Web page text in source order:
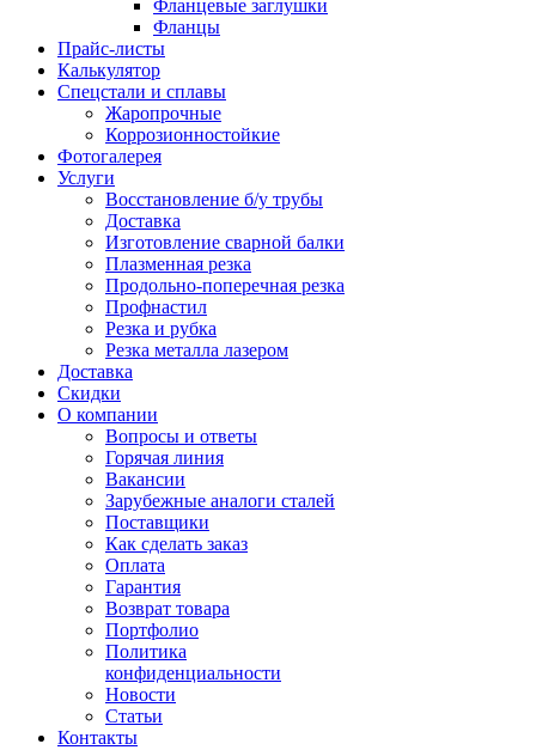
Фланцевые заглушки
Фланцы
Прайс-листы
Калькулятор
Спецстали и сплавы
Жаропрочные
Коррозионностойкие
Фотогалерея
Услуги
Восстановление б/у трубы
Доставка
Изготовление сварной балки
Плазменная резка
Продольно-поперечная резка
Профнастил
Резка и рубка
Резка металла лазером
Доставка
Скидки
О компании
Вопросы и ответы
Горячая линия
Вакансии
Зарубежные аналоги сталей
Поставщики
Как сделать заказ
Оплата
Гарантия
Возврат товара
Портфолио
Политика
конфиденциальности
Новости
Статьи
Контакты